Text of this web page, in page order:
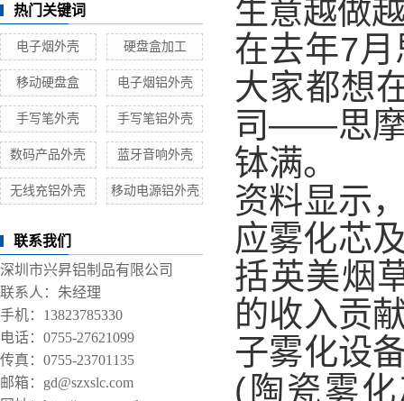
热门关键词
电子烟外壳 硬盘盒加工
移动硬盘盒 电子烟铝外壳
手写笔外壳 手写笔铝外壳
数码产品外壳 蓝牙音响外壳
无线充铝外壳 移动电源铝外壳
联系我们
深圳市兴昇铝制品有限公司
联系人：朱经理
手机：13823785330
电话：0755-27621099
传真：0755-23701135
邮箱：gd@szxslc.com
生意越做
在去年7
大家都想
司——思摩
钵满。
资料显示
应雾化芯
括英美烟
的收入贡
子雾化设
(陶瓷雾